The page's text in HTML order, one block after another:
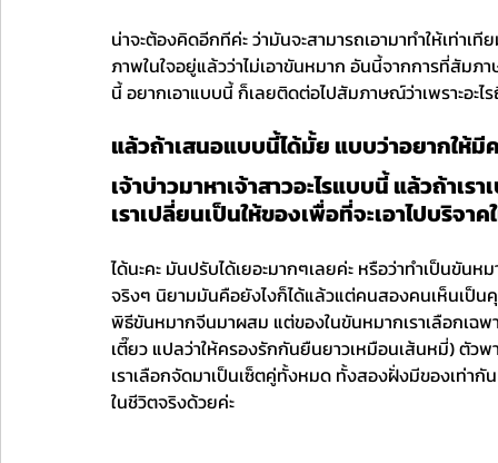
น่าจะต้องคิดอีกทีค่ะ ว่ามันจะสามารถเอามาทำให้เท่าเ
ภาพในใจอยู่แล้วว่าไม่เอาขันหมาก อันนี้จากการที่สัม
นี้ อยากเอาแบบนี้ ก็เลยติดต่อไปสัมภาษณ์ว่าเพราะอะ
แล้วถ้าเสนอแบบนี้ได้มั้ย แบบว่าอยากให้มี
เจ้าบ่าวมาหาเจ้าสาวอะไรแบบนี้ แล้วถ้าเร
เราเปลี่ยนเป็นให้ของเพื่อที่จะเอาไปบริจ
ได้นะคะ มันปรับได้เยอะมากๆเลยค่ะ หรือว่าทำเป็นขัน
จริงๆ นิยามมันคือยังไงก็ได้แล้วแต่คนสองคนเห็นเป็
พิธีขันหมากจีนมาผสม แต่ของในขันหมากเราเลือกเฉ
เตี๊ยว แปลว่าให้ครองรักกันยืนยาวเหมือนเส้นหมี่)
เราเลือกจัดมาเป็นเซ็ตคู่ทั้งหมด ทั้งสองฝั่งมีของเท่า
ในชีวิตจริงด้วยค่ะ